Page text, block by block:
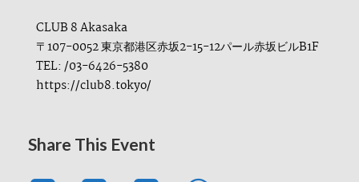
CLUB 8 Akasaka
〒107-0052 東京都港区赤坂2-15-12パール赤坂ビルB1F
TEL: /03-6426-5380
https://club8.tokyo/
Share This Event